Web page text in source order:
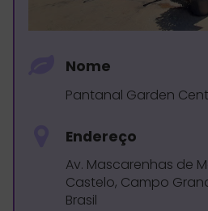
Nome
Pantanal Garden
Endereço
Av. Mascarenhas de
Castelo, Campo
Brasil